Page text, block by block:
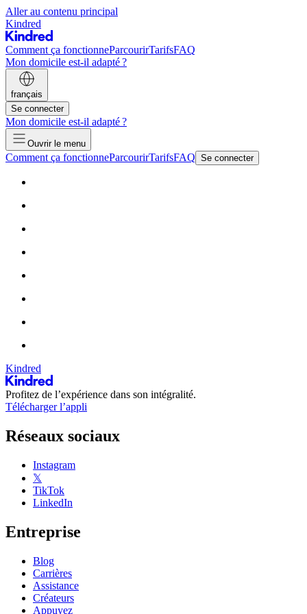
Aller au contenu principal
Kindred
Comment ça fonctionneParcourirTarifsFAQ
Mon domicile est-il adapté ?
français
Se connecter
Mon domicile est-il adapté ?
Ouvrir le menu
Comment ça fonctionneParcourirTarifsFAQ Se connecter
Kindred
Profitez de l’expérience dans son intégralité.
Télécharger l’appli
Réseaux sociaux
Instagram
𝕏
TikTok
LinkedIn
Entreprise
Blog
Carrières
Assistance
Créateurs
Appuyez